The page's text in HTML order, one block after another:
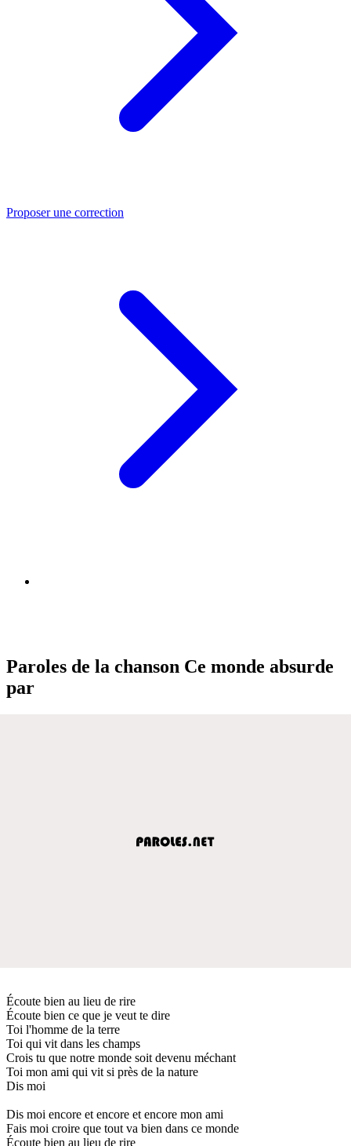
Proposer une correction
Paroles de la chanson Ce monde absurde
par
Écoute bien au lieu de rire
Écoute bien ce que je veut te dire
Toi l'homme de la terre
Toi qui vit dans les champs
Crois tu que notre monde soit devenu méchant
Toi mon ami qui vit si près de la nature
Dis moi
Dis moi encore et encore et encore mon ami
Fais moi croire que tout va bien dans ce monde
Écoute bien au lieu de rire